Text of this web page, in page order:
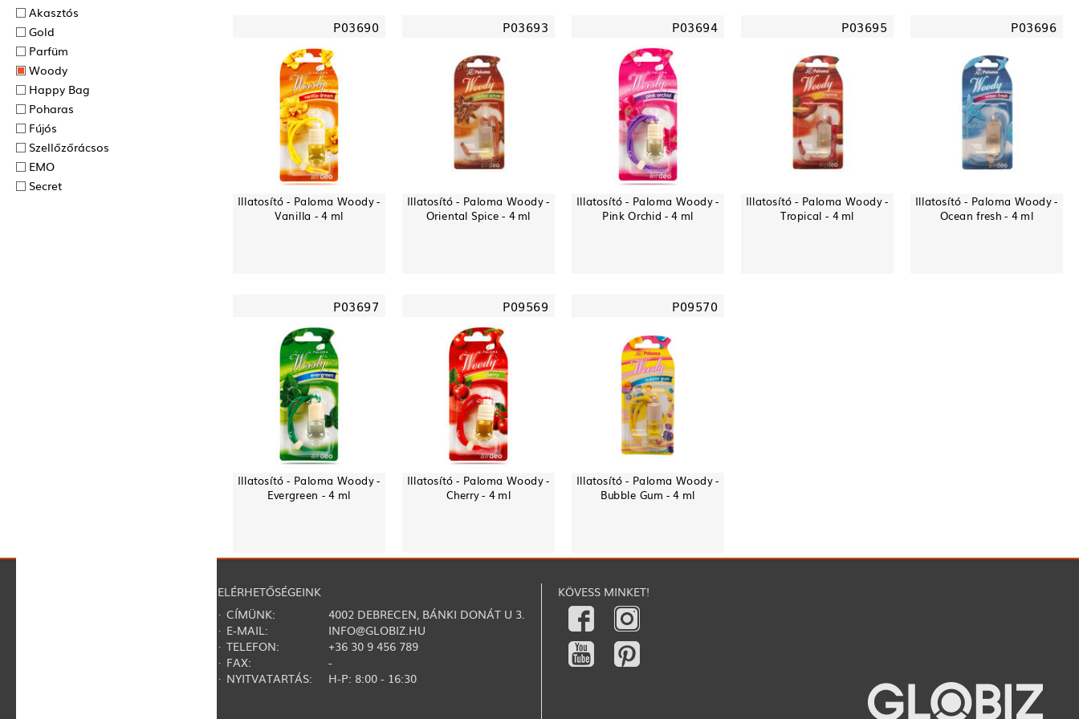
Akasztós
Gold
Parfüm
Woody
Happy Bag
Poharas
Fújós
Szellőzőrácsos
EMO
Secret
P03690
Illatosító - Paloma Woody -
Vanilla - 4 ml
P03693
Illatosító - Paloma Woody -
Oriental Spice - 4 ml
P03694
Illatosító - Paloma Woody -
Pink Orchid - 4 ml
P03695
Illatosító - Paloma Woody -
Tropical - 4 ml
P03696
Illatosító - Paloma Woody -
Ocean fresh - 4 ml
P03697
Illatosító - Paloma Woody -
Evergreen - 4 ml
P09569
Illatosító - Paloma Woody -
Cherry - 4 ml
P09570
Illatosító - Paloma Woody -
Bubble Gum - 4 ml
ELÉRHETŐSÉGEINK
· CÍMÜNK:
4002 DEBRECEN, BÁNKI DONÁT U 3.
· E-MAIL:
INFO@GLOBIZ.HU
· TELEFON:
+36 30 9 456 789
· FAX:
-
· NYITVATARTÁS:
H-P: 8:00 - 16:30
KÖVESS MINKET!